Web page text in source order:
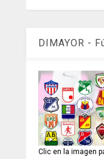
DIMAYOR -
Clic en la imagen